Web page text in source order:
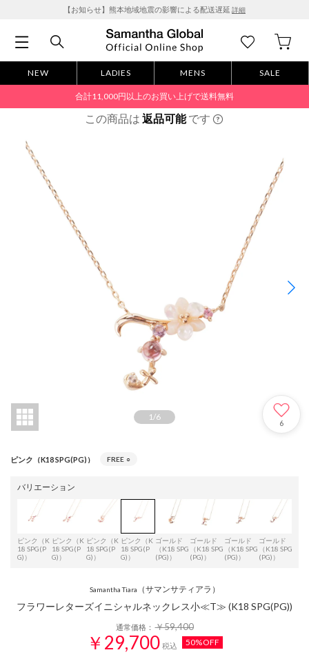
【お知らせ】熊本地域地震の影響による配送遅延 詳細
NEW LADIES MENS SALE
合計11,000円以上のお買い上げで送料無料
この商品は 返品可能です
1/6
6
ピンク（K18 SPG(PG)） FREE ○
バリエーション
ピンク（K
18 SPG(P
G)）
ピンク（K
18 SPG(P
G)）
ピンク（K
18 SPG(P
G)）
ピンク（K
18 SPG(P
G)）
ゴールド
（K18 SPG
(PG)）
ゴールド
（K18 SPG
(PG)）
ゴールド
（K18 SPG
(PG)）
ゴールド
（K18 SPG
(PG)）
Samantha Tiara （サマンサティアラ）
フラワーレターズイニシャルネックレス小≪T≫ (K18 SPG(PG))
通常価格：￥59,400
￥29,700 税込 50%OFF